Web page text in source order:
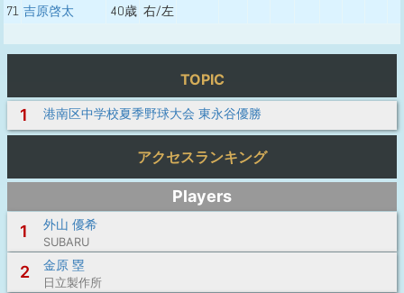
71 吉原啓太 40歳 右/左
TOPIC
1 港南区中学校夏季野球大会 東永谷優勝
アクセスランキング
Players
1
外山 優希
SUBARU
2 金原 塁
日立製作所